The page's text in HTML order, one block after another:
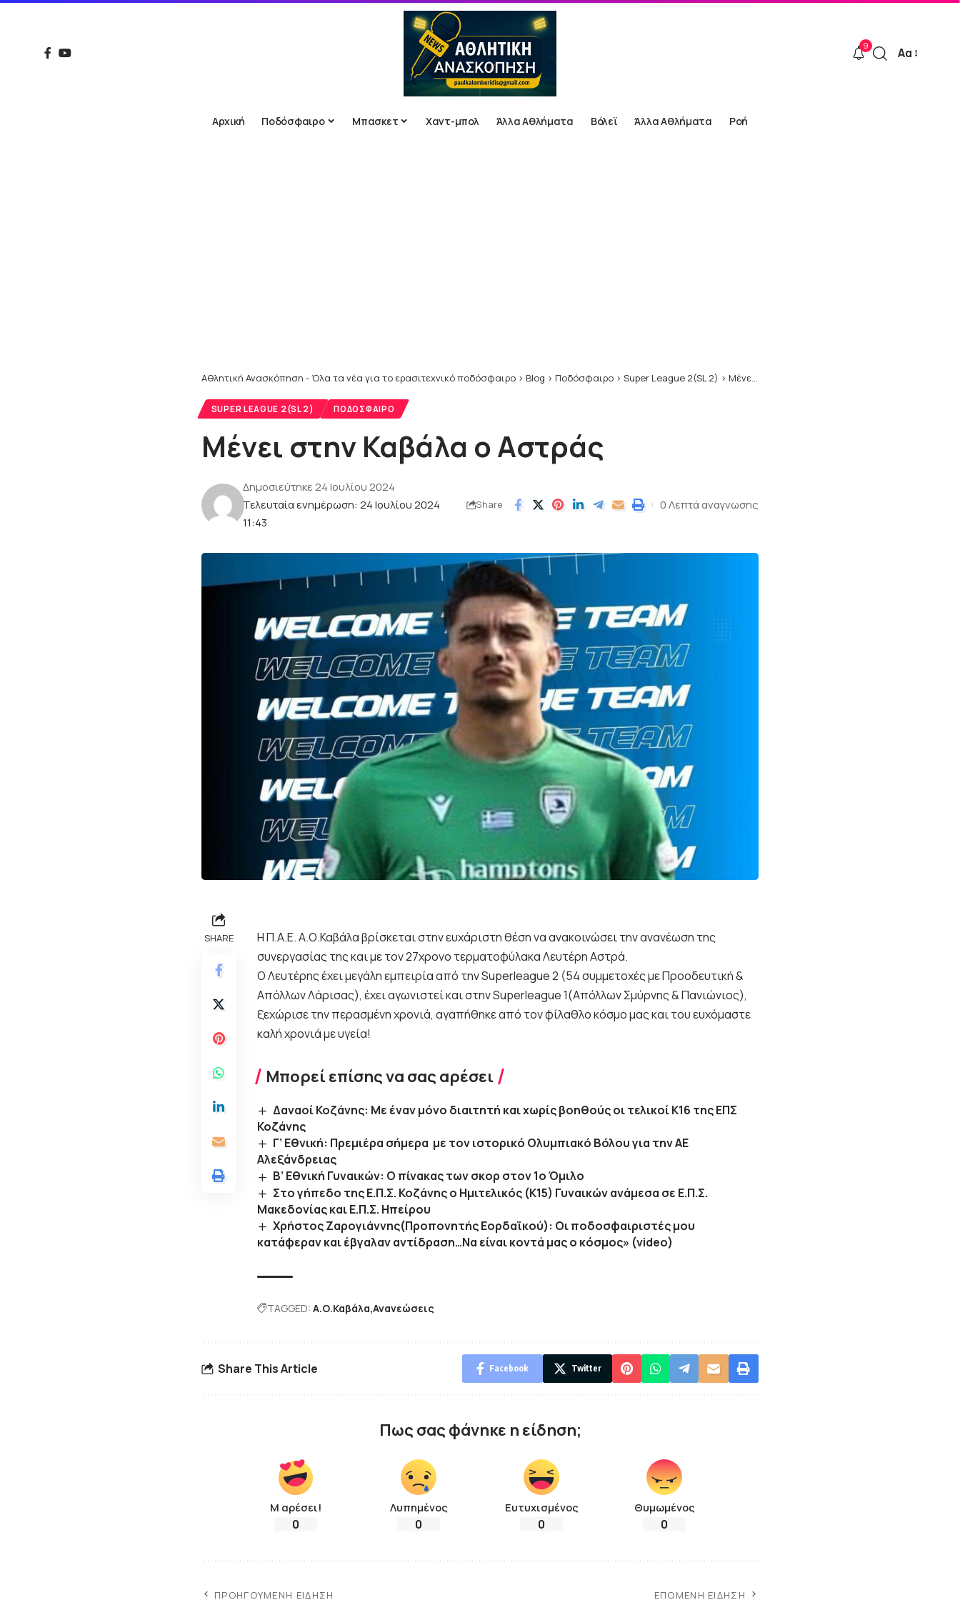
9
Font
Αα
Αρχική Ποδόσφαιρο Μπασκετ Χαντ-μπολ Άλλα Αθλήματα Βόλεϊ Άλλα Αθλήματα Ροή
Αθλητική Ανασκόπηση - Όλα τα νέα για το ερασιτεχνικό ποδόσφαιρο > Blog > Ποδόσφαιρο > Super League 2(SL 2) > Mένει στην Καβάλα ο Αστράς
SUPER LEAGUE 2(SL 2) ΠΟΔΌΣΦΑΙΡΟ
Mένει στην Καβάλα ο Αστράς
Τελευταία ενημέρωση: 24 Ιουλίου 2024
11:43
Δημοσιεύτηκε 24 Ιουλίου 2024
Share 0 Λεπτά αναγνωσης
SHARE
H Π.Α.Ε. Α.Ο.Καβάλα βρίσκεται στην ευχάριστη θέση να ανακοινώσει την ανανέωση της
συνεργασίας της και με τον 27χρονο τερματοφύλακα Λευτέρη Αστρά.
Ο Λευτέρης έχει μεγάλη εμπειρία από την Superleague 2 (54 συμμετοχές με Προοδευτική &
Απόλλων Λάρισας), έχει αγωνιστεί και στην Superleague 1(Απόλλων Σμύρνης & Πανιώνιος),
ξεχώρισε την περασμένη χρονιά, αγαπήθηκε από τον φίλαθλο κόσμο μας και του ευχόμαστε
καλή χρονιά με υγεία!
Μπορεί επίσης να σας αρέσει
Δαναοί Κοζάνης: Με έναν μόνο διαιτητή και χωρίς βοηθούς οι τελικοί Κ16 της ΕΠΣ
Κοζάνης
Γ’ Εθνική: Πρεμιέρα σήμερα με τον ιστορικό Ολυμπιακό Βόλου για την ΑΕ
Αλεξάνδρειας
B’ Εθνική Γυναικών: Ο πίνακας των σκορ στον 1ο Όμιλο
Στο γήπεδο της Ε.Π.Σ. Κοζάνης ο Ημιτελικός (Κ15) Γυναικών ανάμεσα σε Ε.Π.Σ.
Μακεδονίας και Ε.Π.Σ. Ηπείρου
Xρήστος Ζαρογιάννης(Προπονητής Εορδαϊκού): Οι ποδοσφαιριστές μου
κατάφεραν και έβγαλαν αντίδραση…Να είναι κοντά μας ο κόσμος» (video)
TAGGED: Α.Ο.Καβάλα Ανανεώσεις
Share This Article Facebook Twitter
Πως σας φάνηκε η είδηση;
Μ αρέσει!
0
Λυπημένος
0
Ευτυχισμένος
0
Θυμωμένος
0
ΠΡΟΗΓΟΎΜΕΝΗ ΕΊΔΗΣΗ ΕΠΌΜΕΝΗ ΕΊΔΗΣΗ